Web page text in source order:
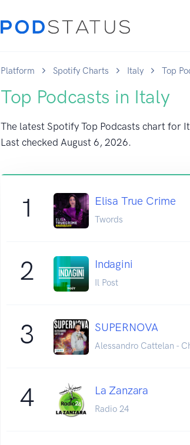
Platform Spotify Charts Italy Top
Top Podcasts in Italy
The latest Spotify Top Podcasts chart for
Last checked August 6, 2026.
1 Elisa True Crime
Twords
2 Indagini
Il Post
3 SUPERNOVA
Alessandro Cattelan -
4 La Zanzara
Radio 24